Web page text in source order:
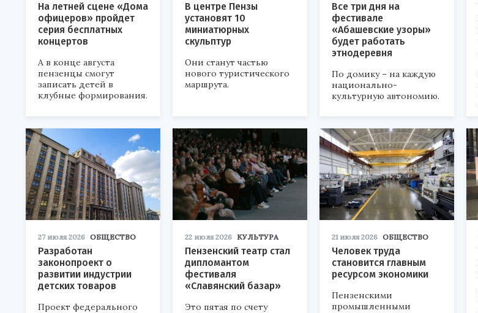
На летней сцене «Дома
офицеров» пройдет
серия бесплатных
концертов
А в конце августа
пензенцы смогут
записать детей в
клубные формирования.
В центре Пензы
установят 10
миниатюрных
скульптур
Они станут частью
нового туристического
маршрута.
Все три дня на
фестивале
«Абашевские узоры»
будет работать
этнодеревня
По домику – на каждую
национально-
культурную автономию.
27 июля 2026 ОБЩЕСТВО
Разработан
законопроект о
развитии индустрии
детских товаров
Проект федерального
22 июля 2026 КУЛЬТУРА
Пензенский театр стал
дипломантом
фестиваля
«Славянский базар»
Это пятая по счету
21 июля 2026 ОБЩЕСТВО
Человек труда
становится главным
ресурсом экономики
Пензенскими
промышленными